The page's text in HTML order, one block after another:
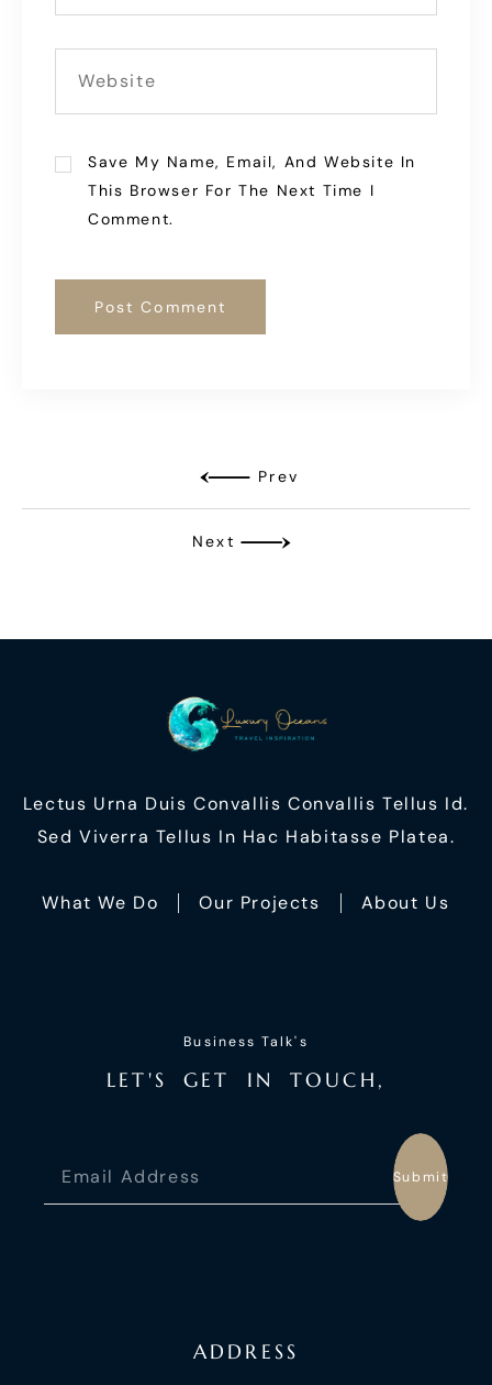
Save My Name, Email, And Website In
This Browser For The Next Time I
Comment.
Prev
Next
Lectus Urna Duis Convallis Convallis Tellus Id.
Sed Viverra Tellus In Hac Habitasse Platea.
What We Do Our Projects About Us
Business Talk's
LET'S GET I N TO UC H ,
Submit
ADDRESS